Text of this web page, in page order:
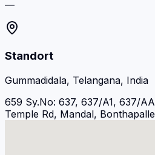
—
Standort
Gummadidala, Telangana, India
659 Sy.No: 637, 637/A1, 637/
Temple Rd, Mandal, Bonthapalle